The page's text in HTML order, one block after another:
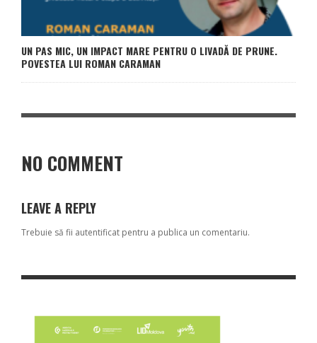
UN PAS MIC, UN IMPACT MARE PENTRU O LIVADĂ DE PRUNE.
POVESTEA LUI ROMAN CARAMAN
NO COMMENT
LEAVE A REPLY
Trebuie să fii autentificat pentru a publica un comentariu.